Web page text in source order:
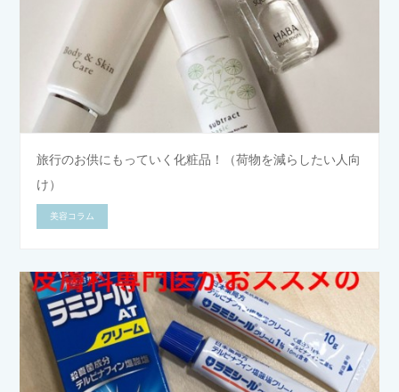
旅行のお供にもっていく化粧品！（荷物を減らしたい人向
け）
美容コラム